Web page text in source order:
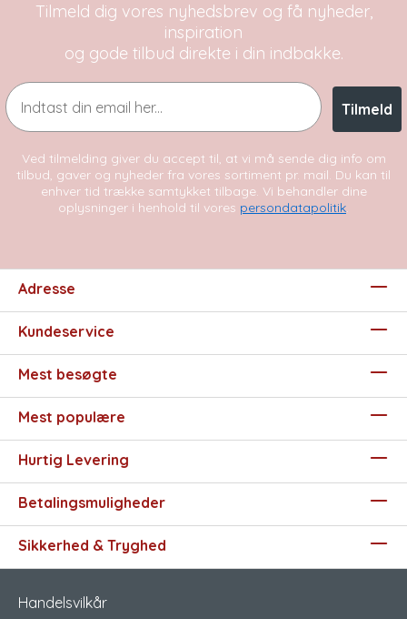
Tilmeld dig vores nyhedsbrev og få nyheder,
inspiration
og gode tilbud direkte i din indbakke.
Email
Tilmeld
Ved tilmelding giver du accept til, at vi må sende dig info om
tilbud, gaver og nyheder fra vores sortiment pr. mail. Du kan til
enhver tid trække samtykket tilbage. Vi behandler dine
oplysninger i henhold til vores persondatapolitik.
Adresse
Kundeservice
Mest besøgte
Mest populære
Hurtig Levering
Betalingsmuligheder
Sikkerhed & Tryghed
Handelsvilkår